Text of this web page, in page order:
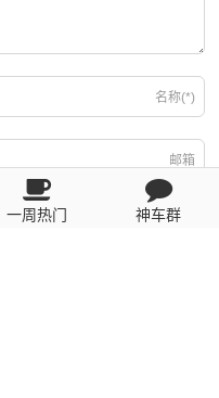
名称(*)
邮箱
一周热门 神车群